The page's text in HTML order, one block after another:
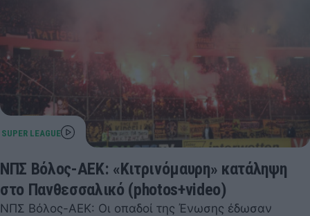
ΝΠΣ Βόλος-ΑΕΚ: «Κιτρινόμαυρη» κατάληψη
στο Πανθεσσαλικό (photos+video)
ΝΠΣ Βόλος-ΑΕΚ: Οι οπαδοί της Ένωσης έδωσαν